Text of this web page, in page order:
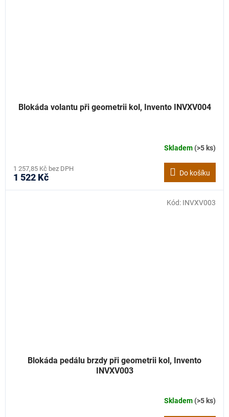
Blokáda volantu při geometrii kol, Invento INVXV004
Skladem(>5 ks)
1 257,85 Kč bez DPH
1 522 Kč Do košíku
Blokáda pedálu brzdy při geometrii kol, Invento
INVXV003
Skladem(>5 ks)
Kód: INVXV003